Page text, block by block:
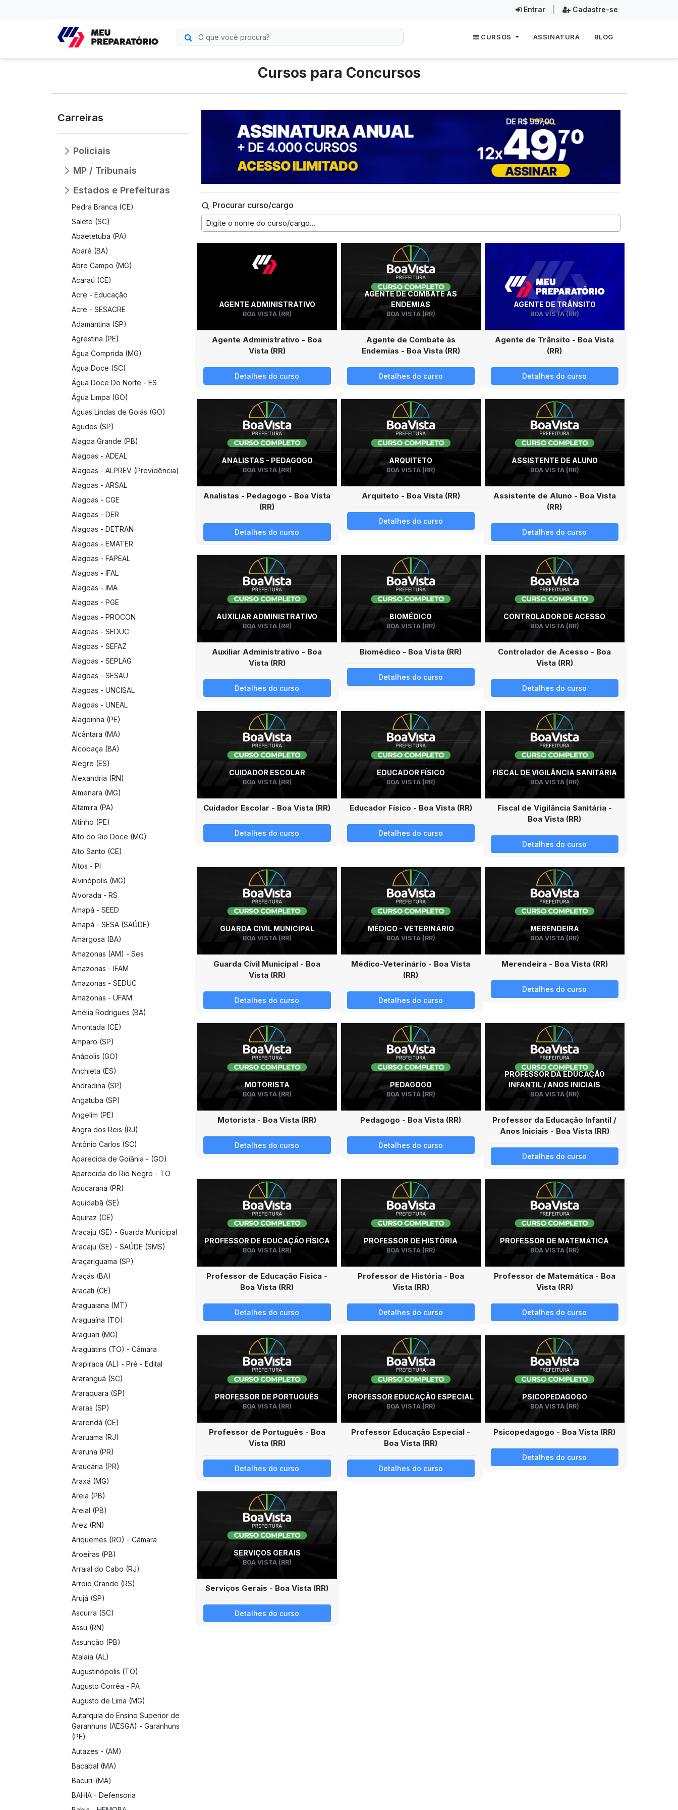
Entrar Cadastre-se
CURSOS ASSINATURA BLOG
Cursos para Concursos
Carreiras
Policiais
MP / Tribunais
Estados e Prefeituras
Pedra Branca (CE)
Salete (SC)
Abaetetuba (PA)
Abaré (BA)
Abre Campo (MG)
Acaraú (CE)
Acre - Educação
Acre - SESACRE
Adamantina (SP)
Agrestina (PE)
Água Comprida (MG)
Água Doce (SC)
Água Doce Do Norte - ES
Água Limpa (GO)
Águas Lindas de Goiás (GO)
Agudos (SP)
Alagoa Grande (PB)
Alagoas - ADEAL
Alagoas - ALPREV (Previdência)
Alagoas - ARSAL
Alagoas - CGE
Alagoas - DER
Alagoas - DETRAN
Alagoas - EMATER
Alagoas - FAPEAL
Alagoas - IFAL
Alagoas - IMA
Alagoas - PGE
Alagoas - PROCON
Alagoas - SEDUC
Alagoas - SEFAZ
Alagoas - SEPLAG
Alagoas - SESAU
Alagoas - UNCISAL
Alagoas - UNEAL
Alagoinha (PE)
Alcântara (MA)
Alcobaça (BA)
Alegre (ES)
Alexandria (RN)
Almenara (MG)
Altamira (PA)
Altinho (PE)
Alto do Rio Doce (MG)
Alto Santo (CE)
Altos - PI
Alvinópolis (MG)
Alvorada - RS
Amapá - SEED
Amapá - SESA (SAÚDE)
Amargosa (BA)
Amazonas (AM) - Ses
Amazonas - IFAM
Amazonas - SEDUC
Amazonas - UFAM
Amélia Rodrigues (BA)
Amontada (CE)
Amparo (SP)
Anápolis (GO)
Anchieta (ES)
Andradina (SP)
Angatuba (SP)
Angelim (PE)
Angra dos Reis (RJ)
Antônio Carlos (SC)
Aparecida de Goiânia - (GO)
Aparecida do Rio Negro - TO
Apucarana (PR)
Aquidabã (SE)
Aquiraz (CE)
Aracaju (SE) - Guarda Municipal
Aracaju (SE) - SAÚDE (SMS)
Araçariguama (SP)
Araçás (BA)
Aracati (CE)
Araguaiana (MT)
Araguaína (TO)
Araguari (MG)
Araguatins (TO) - Câmara
Arapiraca (AL) - Pré - Edital
Araranguá (SC)
Araraquara (SP)
Araras (SP)
Ararendá (CE)
Araruama (RJ)
Araruna (PR)
Araucária (PR)
Araxá (MG)
Areia (PB)
Areial (PB)
Arez (RN)
Ariquemes (RO) - Câmara
Aroeiras (PB)
Arraial do Cabo (RJ)
Arroio Grande (RS)
Arujá (SP)
Ascurra (SC)
Assu (RN)
Assunção (PB)
Atalaia (AL)
Augustinópolis (TO)
Augusto Corrêa - PA
Augusto de Lima (MG)
Autarquia do Ensino Superior de
Garanhuns (AESGA) - Garanhuns
(PE)
Autazes - (AM)
Bacabal (MA)
Bacuri-(MA)
BAHIA - Defensoria
Procurar curso/cargo
Digite o nome do curso/cargo...
AGENTE ADMINISTRATIVO
BOA VISTA (RR)
Agente Administrativo - Boa
Vista (RR)
Detalhes do curso
AGENTE DE COMBATE ÀS
ENDEMIAS
BOA VISTA (RR)
Agente de Combate às
Endemias - Boa Vista (RR)
Detalhes do curso
AGENTE DE TRÂNSITO
BOA VISTA (RR)
Agente de Trânsito - Boa Vista
(RR)
Detalhes do curso
ANALISTAS - PEDAGOGO
BOA VISTA (RR)
Analistas - Pedagogo - Boa Vista
(RR)
Detalhes do curso
ARQUITETO
BOA VISTA (RR)
Arquiteto - Boa Vista (RR)
Detalhes do curso
ASSISTENTE DE ALUNO
BOA VISTA (RR)
Assistente de Aluno - Boa Vista
(RR)
Detalhes do curso
AUXILIAR ADMINISTRATIVO
BOA VISTA (RR)
Auxiliar Administrativo - Boa
Vista (RR)
Detalhes do curso
BIOMÉDICO
BOA VISTA (RR)
Biomédico - Boa Vista (RR)
Detalhes do curso
CONTROLADOR DE ACESSO
BOA VISTA (RR)
Controlador de Acesso - Boa
Vista (RR)
Detalhes do curso
CUIDADOR ESCOLAR
BOA VISTA (RR)
Cuidador Escolar - Boa Vista (RR)
Detalhes do curso
EDUCADOR FÍSICO
BOA VISTA (RR)
Educador Físico - Boa Vista (RR)
Detalhes do curso
FISCAL DE VIGILÂNCIA SANITÁRIA
BOA VISTA (RR)
Fiscal de Vigilância Sanitária -
Boa Vista (RR)
Detalhes do curso
GUARDA CIVIL MUNICIPAL
BOA VISTA (RR)
Guarda Civil Municipal - Boa
Vista (RR)
Detalhes do curso
MÉDICO - VETERINÁRIO
BOA VISTA (RR)
Médico-Veterinário - Boa Vista
(RR)
Detalhes do curso
MERENDEIRA
BOA VISTA (RR)
Merendeira - Boa Vista (RR)
Detalhes do curso
MOTORISTA
BOA VISTA (RR)
Motorista - Boa Vista (RR)
Detalhes do curso
PEDAGOGO
BOA VISTA (RR)
Pedagogo - Boa Vista (RR)
Detalhes do curso
PROFESSOR DA EDUCAÇÃO
INFANTIL / ANOS INICIAIS
BOA VISTA (RR)
Professor da Educação Infantil /
Anos Iniciais - Boa Vista (RR)
Detalhes do curso
PROFESSOR DE EDUCAÇÃO FÍSICA
BOA VISTA (RR)
Professor de Educação Física -
Boa Vista (RR)
Detalhes do curso
PROFESSOR DE HISTÓRIA
BOA VISTA (RR)
Professor de História - Boa
Vista (RR)
Detalhes do curso
PROFESSOR DE MATEMÁTICA
BOA VISTA (RR)
Professor de Matemática - Boa
Vista (RR)
Detalhes do curso
PROFESSOR DE PORTUGUÊS
BOA VISTA (RR)
Professor de Português - Boa
Vista (RR)
Detalhes do curso
PROFESSOR EDUCAÇÃO ESPECIAL
BOA VISTA (RR)
Professor Educação Especial -
Boa Vista (RR)
Detalhes do curso
PSICOPEDAGOGO
BOA VISTA (RR)
Psicopedagogo - Boa Vista (RR)
Detalhes do curso
SERVIÇOS GERAIS
BOA VISTA (RR)
Serviços Gerais - Boa Vista (RR)
Detalhes do curso